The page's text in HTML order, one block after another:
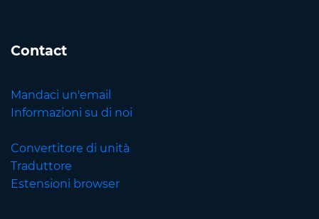
Contact
Mandaci un'email
Informazioni su di noi
Convertitore di unità
Traduttore
Estensioni browser